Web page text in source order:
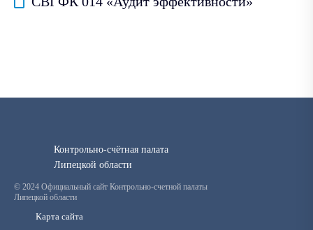
Контрольно-счётная палата
Липецкой области
© 2024 Официальный сайт Контрольно-счетной палаты
Липецкой области
Карта сайта